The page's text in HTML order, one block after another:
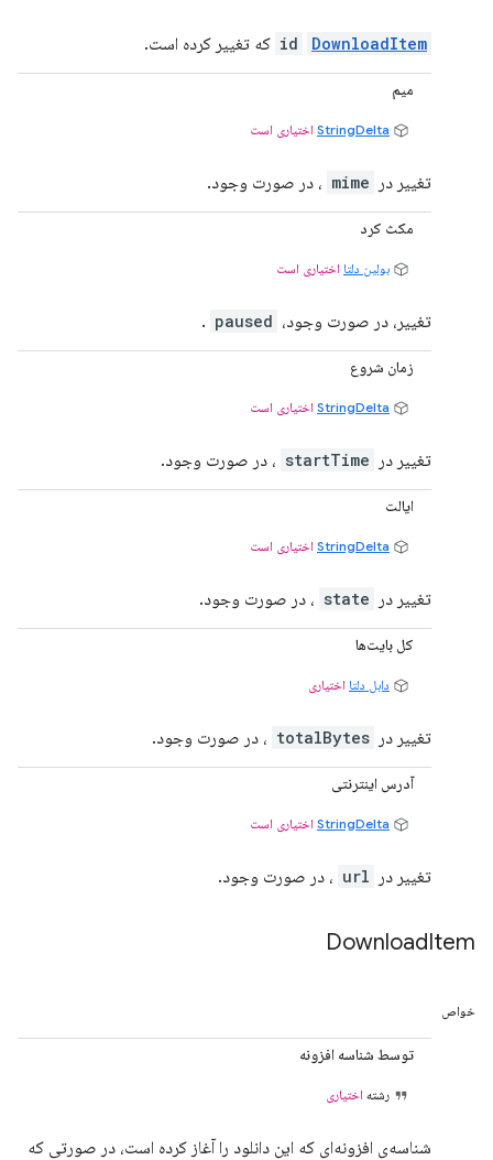
id DownloadItem که تغییر کرده است.
میم
StringDelta اختیاری است
تغییر در mime ، در صورت وجود.
مکث کرد
بولین دلتا اختیاری است
تغییر، در صورت وجود، paused
.
زمان شروع
StringDelta اختیاری است
تغییر در startTime ، در صورت وجود.
ایالت
StringDelta اختیاری است
تغییر در state ، در صورت وجود.
کل بایت‌ها
دابل دلتا اختیاری
تغییر در totalBytes ، در صورت وجود.
آدرس اینترنتی
StringDelta اختیاری است
تغییر در url ، در صورت وجود.
DownloadItem
خواص
توسط شناسه افزونه
رشته اختیاری
شناسه‌ی افزونه‌ای که این دانلود را آغاز کرده است، در صورتی که